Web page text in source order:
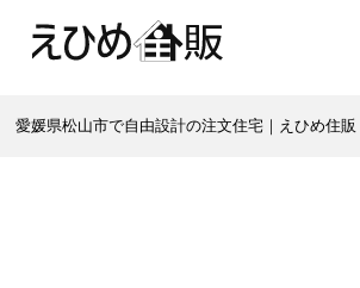
愛媛県松山市で自由設計の注文住宅｜えひめ住販